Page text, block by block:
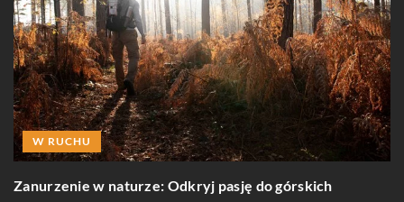
W RUCHU
Zanurzenie w naturze: Odkryj pasję do górskich